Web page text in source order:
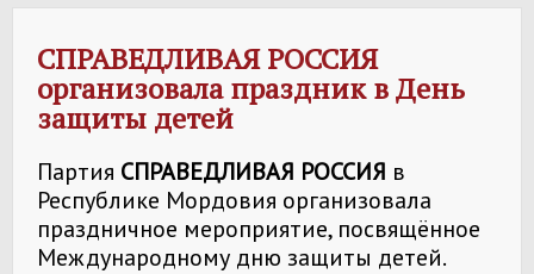
СПРАВЕДЛИВАЯ РОССИЯ
организовала праздник в День
защиты детей
Партия СПРАВЕДЛИВАЯ РОССИЯ в
Республике Мордовия организовала
праздничное мероприятие, посвящённое
Международному дню защиты детей.